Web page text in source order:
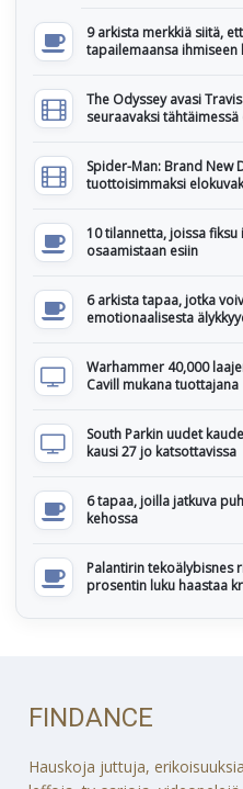
9 arkista merkkiä siitä,
tapailemaansa ihmiseen
The Odyssey avasi
seuraavaksi
Spider-Man: Brand New
tuottoisimmaksi
10 tilannetta, joissa
osaamistaan esiin
6 arkista tapaa, jotka
emotionaalisesta
Warhammer 40,000
Cavill mukana tuottajana
South Parkin uudet
kausi 27 jo katsottavissa
6 tapaa, joilla jatkuva
kehossa
Palantirin tekoälybisnes
prosentin luku haastaa
FINDANCE
Hauskoja juttuja,